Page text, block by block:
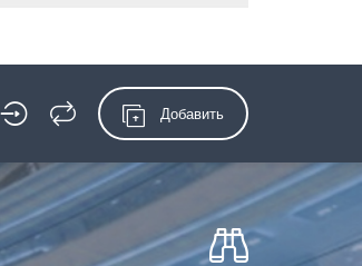
Добавить